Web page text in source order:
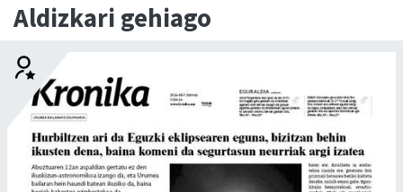
Aldizkari gehiago